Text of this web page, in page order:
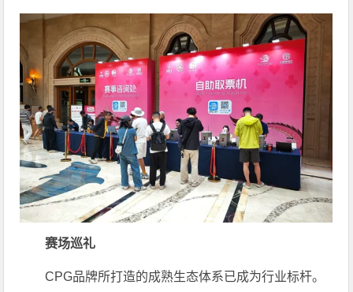
赛场巡礼
CPG品牌所打造的成熟生态体系已成为行业标杆。